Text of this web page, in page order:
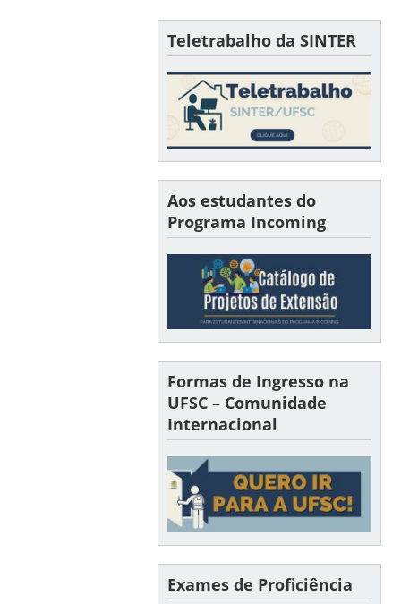
Teletrabalho da SINTER
Aos estudantes do
Programa Incoming
Formas de Ingresso na
UFSC – Comunidade
Internacional
Exames de Proficiência